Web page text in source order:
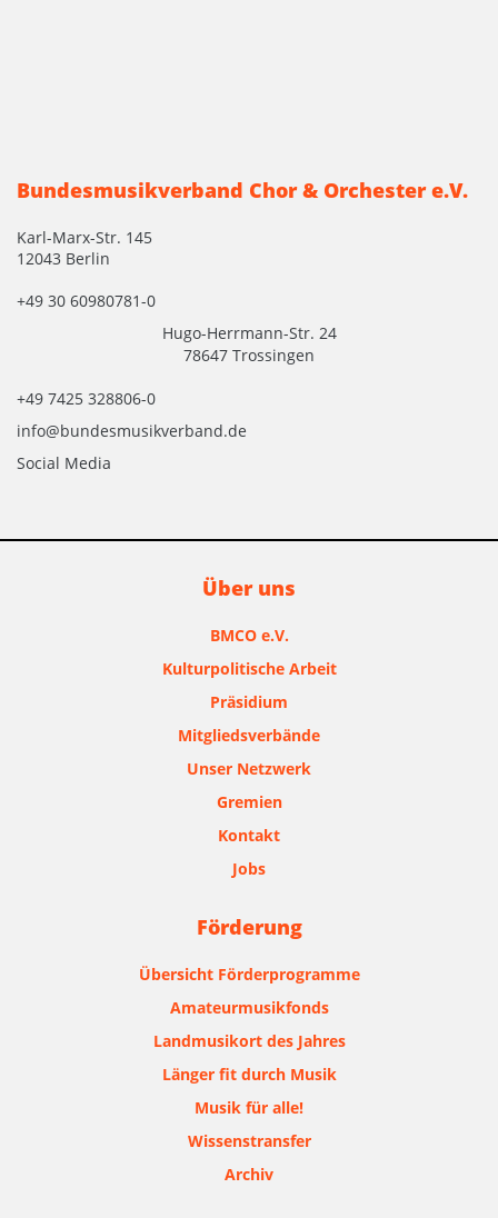
Bundesmusikverband Chor & Orchester e.V.
Karl-Marx-Str. 145
12043 Berlin
+49 30 60980781-0
Hugo-Herrmann-Str. 24
78647 Trossingen
+49 7425 328806-0
info@bundesmusikverband.de
Social Media
Über uns
BMCO e.V.
Kulturpolitische Arbeit
Präsidium
Mitgliedsverbände
Unser Netzwerk
Gremien
Kontakt
Jobs
Förderung
Übersicht Förderprogramme
Amateurmusikfonds
Landmusikort des Jahres
Länger fit durch Musik
Musik für alle!
Wissenstransfer
Archiv